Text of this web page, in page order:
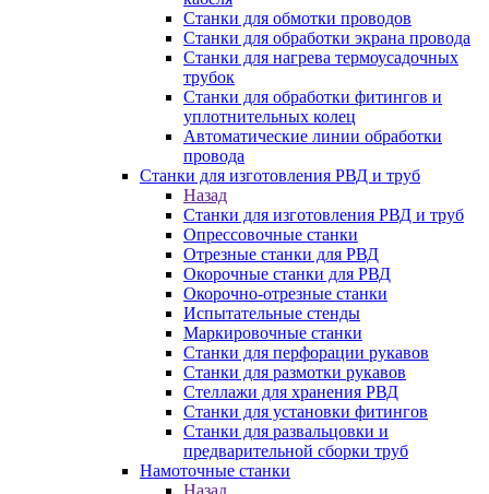
Станки для обмотки проводов
Станки для обработки экрана провода
Станки для нагрева термоусадочных
трубок
Станки для обработки фитингов и
уплотнительных колец
Автоматические линии обработки
провода
Станки для изготовления РВД и труб
Назад
Станки для изготовления РВД и труб
Опрессовочные станки
Отрезные станки для РВД
Окорочные станки для РВД
Окорочно-отрезные станки
Испытательные стенды
Маркировочные станки
Станки для перфорации рукавов
Станки для размотки рукавов
Стеллажи для хранения РВД
Станки для установки фитингов
Станки для развальцовки и
предварительной сборки труб
Намоточные станки
Назад